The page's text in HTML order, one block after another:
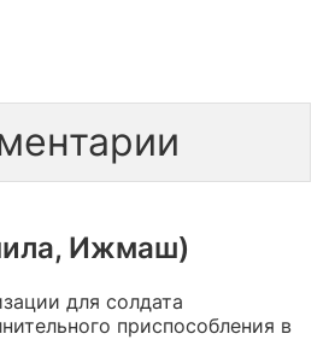
Ижмаш)
для солдата
приспособления в